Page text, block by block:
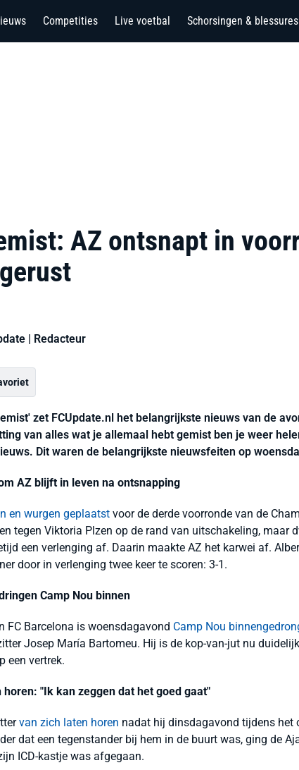
Competities Live voetbal Schorsingen & blessures
AZ ontsnapt in
| Redacteur
zet FCUpdate.nl het belangrijkste nieuws van de
van alles wat je allemaal hebt gemist ben je weer
Dit waren de belangrijkste nieuwsfeiten op
AZ blijft in leven na ontsnapping
en wurgen geplaatst voor de derde voorronde van de
tegen Viktoria Plzen op de rand van uitschakeling, maar
een verlenging af. Daarin maakte AZ het karwei af.
door in verlenging twee keer te scoren: 3-1.
Camp Nou binnen
FC Barcelona is woensdagavond Camp Nou
Josep María Bartomeu. Hij is de kop-van-jut nu
een vertrek.
horen: "Ik kan zeggen dat het goed gaat"
van zich laten horen nadat hij dinsdagavond tijdens het
dat een tegenstander bij hem in de buurt was, ging de
ICD-kastje was afgegaan.